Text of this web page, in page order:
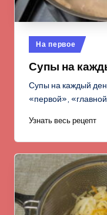
Опубликовано
в
На первое
Супы на
Супы на каждый
«первой»,
Узнать весь рецепт